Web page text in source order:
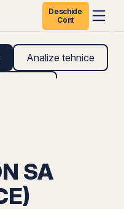
Deschide
Cont
Analize tehnice
SA